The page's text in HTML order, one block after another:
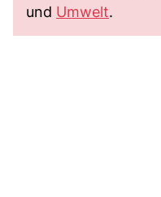
und Umwelt.